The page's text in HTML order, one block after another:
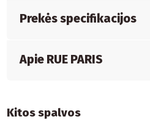
Prekės specifikacijos
Apie RUE PARIS
Kitos spalvos